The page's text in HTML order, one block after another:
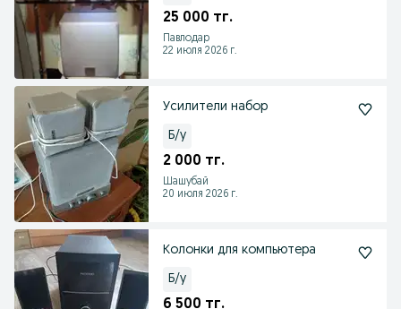
25 000 тг.
Павлодар
22 июля 2026 г.
Усилители набор
Б/у
2 000 тг.
Шашубай
20 июля 2026 г.
Колонки для компьютера
Б/у
6 500 тг.